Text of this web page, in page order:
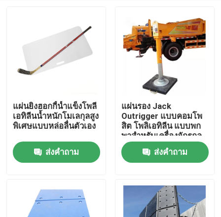
บ้าน
สินค้า
เกี่ยวกับเรา
แผ่นยิงฮอกกี้น้ำแข็งโพลี
เอทิลีนน้ำหนักโมเลกุลสูง
พิเศษแบบหล่อลื่นตัวเอง
ส่งคำถาม
แผ่นรอง Jack
Outrigger แบบคอมโพ
สิต โพลิเอทิลีน แบบพก
พาสำหรับเครื่องจักรกล
หนัก
ส่งคำถาม